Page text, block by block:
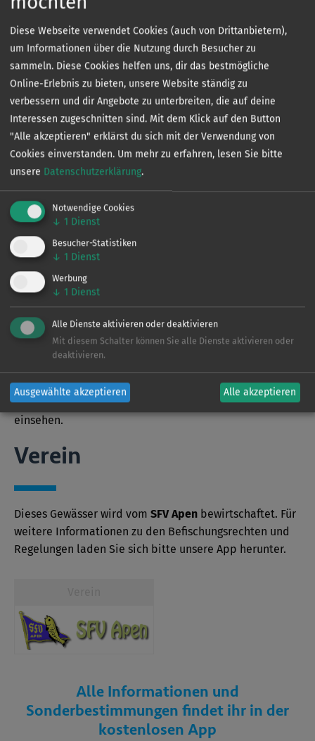
verboten.
Fangmeldungen:
Aal
Barsch
Brassen
Döbel
Güster
Hecht
Karpfen
Rotfeder
Zander
Sonder­bestimmungen
Die genauen Sonderbestimmungen eines jeden
Gewässers können Sie kostenlos in unserer App
einsehen.
Verein
Dieses Gewässer wird vom SFV Apen bewirtschaftet. Für
weitere Informationen zu den Befischungsrechten und
Regelungen laden Sie sich bitte unsere App herunter.
Alle Informationen und
Sonderbestimmungen findet ihr in der
kostenlosen App
Diese Webseite verwendet Cookies (auch von Drittanbietern),
um Informationen über die Nutzung durch Besucher zu
sammeln. Diese Cookies helfen uns, dir das bestmögliche
Online-Erlebnis zu bieten, unsere Website ständig zu
verbessern und dir Angebote zu unterbreiten, die auf deine
Interessen zugeschnitten sind. Mit dem Klick auf den Button
"Alle akzeptieren" erklärst du sich mit der Verwendung von
Cookies einverstanden. Um mehr zu erfahren, lesen Sie bitte
unsere Datenschutzerklärung.
Notwendige Cookies
↓ 1 Dienst
Besucher-Statistiken
↓ 1 Dienst
Werbung
↓ 1 Dienst
Alle Dienste aktivieren oder deaktivieren
Mit diesem Schalter können Sie alle Dienste aktivieren oder
deaktivieren.
Ausgewählte akzeptieren Alle akzeptieren